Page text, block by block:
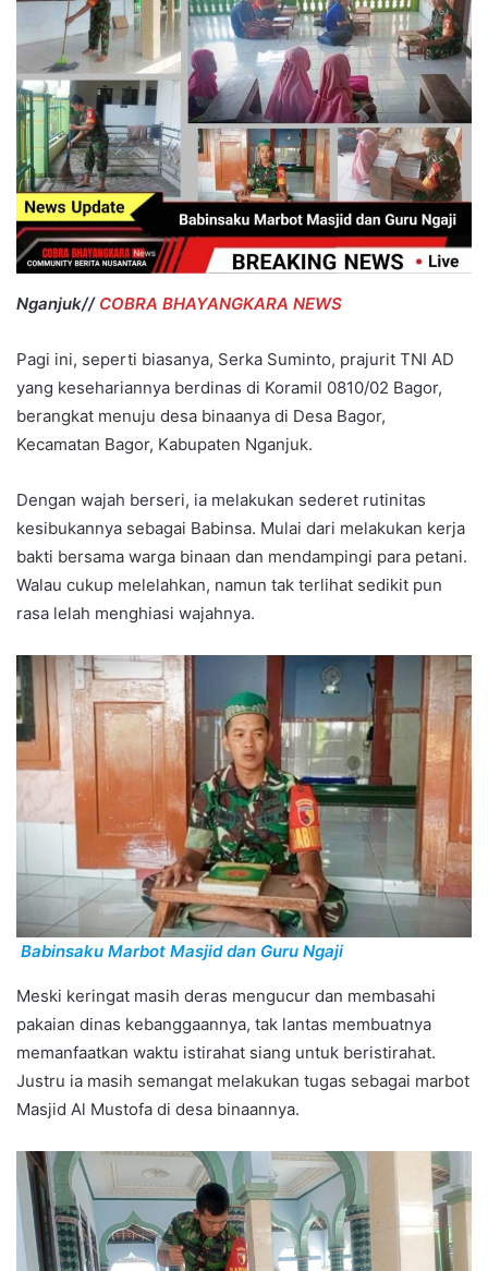
Nganjuk// COBRA BHAYANGKARA NEWS
Pagi ini, seperti biasanya, Serka Suminto, prajurit TNI AD
yang kesehariannya berdinas di Koramil 0810/02 Bagor,
berangkat menuju desa binaanya di Desa Bagor,
Kecamatan Bagor, Kabupaten Nganjuk.
Dengan wajah berseri, ia melakukan sederet rutinitas
kesibukannya sebagai Babinsa. Mulai dari melakukan kerja
bakti bersama warga binaan dan mendampingi para petani.
Walau cukup melelahkan, namun tak terlihat sedikit pun
rasa lelah menghiasi wajahnya.
Babinsaku Marbot Masjid dan Guru Ngaji
Meski keringat masih deras mengucur dan membasahi
pakaian dinas kebanggaannya, tak lantas membuatnya
memanfaatkan waktu istirahat siang untuk beristirahat.
Justru ia masih semangat melakukan tugas sebagai marbot
Masjid Al Mustofa di desa binaannya.